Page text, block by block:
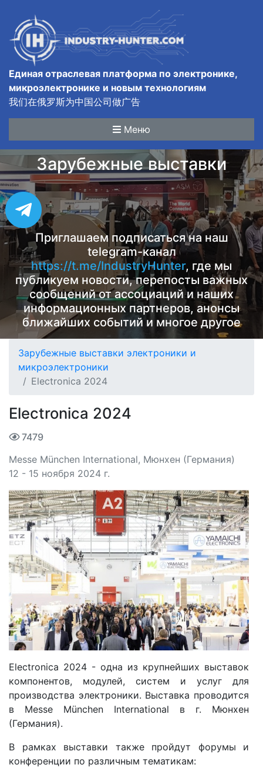
Единая отраслевая платформа по электронике,
микроэлектронике и новым технологиям
我们在俄罗斯为中国公司做广告
Меню
Зарубежные выставки
Приглашаем подписаться на наш
telegram-канал
https://t.me/IndustryHunter, где мы
публикуем новости, перепосты важных
сообщений от ассоциаций и наших
информационных партнеров, анонсы
ближайших событий и многое другое
Зарубежные выставки электроники и
микроэлектроники
Electronica 2024
Electronica 2024
7479
Messe München International, Мюнхен (Германия)
12 - 15 ноября 2024 г.
Electronica 2024 - одна из крупнейших выставок
компонентов, модулей, систем и услуг для
производства электроники. Выставка проводится
в Messe München International в г. Мюнхен
(Германия).
В рамках выставки также пройдут форумы и
конференции по различным тематикам: